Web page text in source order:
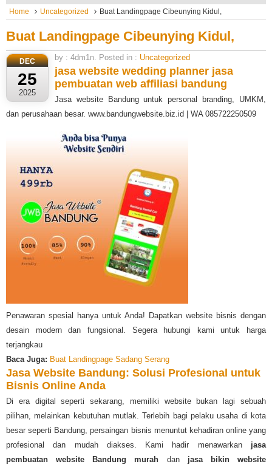
Home Uncategorized Buat Landingpage Cibeunying Kidul,
Buat Landingpage Cibeunying Kidul,
DEC
25
2025
by : 4dm1n. Posted in : Uncategorized
jasa website wedding planner jasa
pembuatan web affiliasi bandung
Jasa website Bandung untuk personal branding, UMKM,
dan perusahaan besar. www.bandungwebsite.biz.id | WA 085722250509
Penawaran spesial hanya untuk Anda! Dapatkan website bisnis dengan
desain modern dan fungsional. Segera hubungi kami untuk harga
terjangkau
Baca Juga: Buat Landingpage Sadang Serang
Jasa Website Bandung: Solusi Profesional untuk
Bisnis Online Anda
Di era digital seperti sekarang, memiliki website bukan lagi sebuah
pilihan, melainkan kebutuhan mutlak. Terlebih bagi pelaku usaha di kota
besar seperti Bandung, persaingan bisnis menuntut kehadiran online yang
profesional dan mudah diakses. Kami hadir menawarkan jasa
pembuatan website Bandung murah dan jasa bikin website